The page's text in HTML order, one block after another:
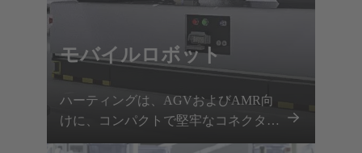
モバイルロボット
ハーティングは、AGVおよびAMR向
けに、コンパクトで堅牢なコネクタと
試験済みのケーブルアセンブリを提供